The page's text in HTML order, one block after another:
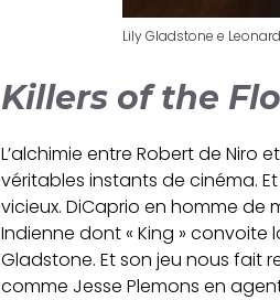
Lily Gladstone e
Killers of the
L’alchimie entre Robert de Niro
véritables instants de cinéma.
vicieux. DiCaprio en homme de
Indienne dont « King »
Gladstone. Et son jeu nous fait
comme Jesse Plemons en